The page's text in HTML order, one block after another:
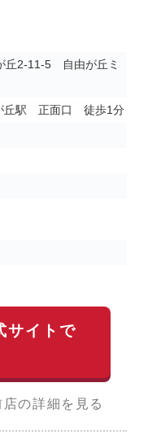
丘2-11-5 自由が丘ミ
丘駅 正面口 徒歩1分
サイトで
の詳細を見る